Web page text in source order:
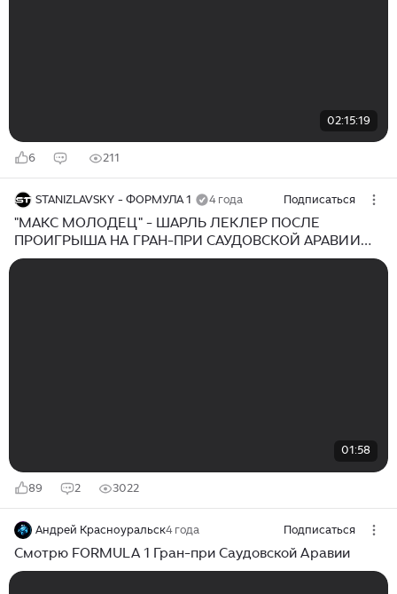
02:15:19
6 211
STANIZLAVSKY - ФОРМУЛА 1 4 года Подписаться
"МАКС МОЛОДЕЦ" - ШАРЛЬ ЛЕКЛЕР ПОСЛЕ
ПРОИГРЫША НА ГРАН-ПРИ САУДОВСКОЙ АРАВИИ
2022 - ДЖИДДА / ФОРМУЛА 1 2022 / FORMULA 1 / F1 /
01:58
89 2 3022
Андрей Красноуральск4 года Подписаться
Смотрю FORMULA 1 Гран-при Саудовской Аравии